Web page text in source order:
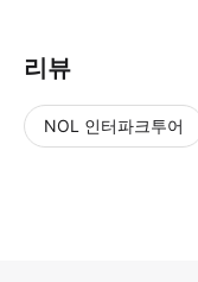
리뷰
NOL 인터파크투어